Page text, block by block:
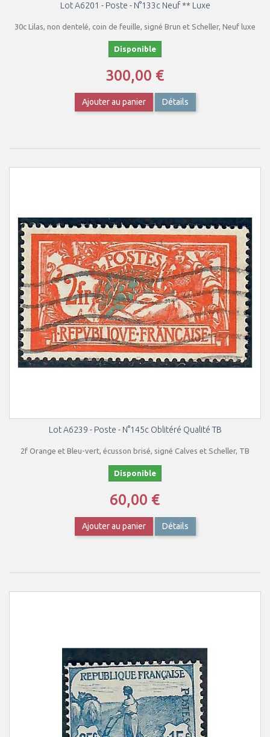
Lot A6201 - Poste - N°133c Neuf ** Luxe
30c Lilas, non dentelé, coin de feuille, signé Brun et Scheller, Neuf luxe
Disponible
300,00 €
Ajouter au panier Détails
Lot A6239 - Poste - N°145c Oblitéré Qualité TB
2f Orange et Bleu-vert, écusson brisé, signé Calves et Scheller, TB
Disponible
60,00 €
Ajouter au panier Détails